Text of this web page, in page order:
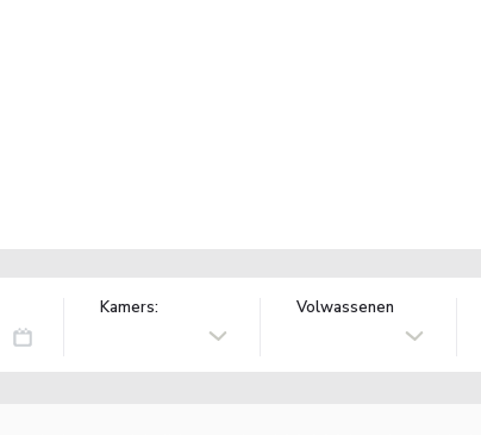
Kamers: Volwassenen